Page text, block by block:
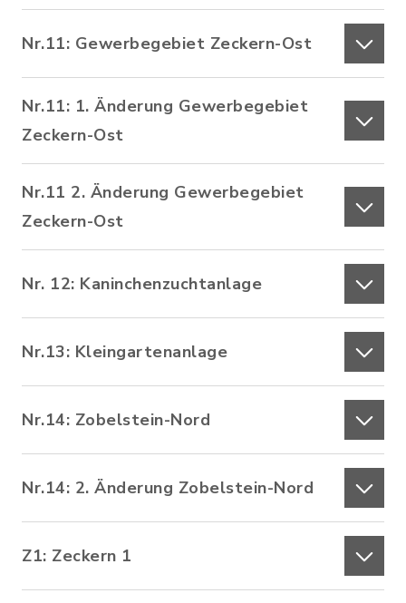
Nr.11: Gewerbegebiet Zeckern-Ost
Nr.11: 1. Änderung Gewerbegebiet
Zeckern-Ost
Nr.11 2. Änderung Gewerbegebiet
Zeckern-Ost
Nr. 12: Kaninchenzuchtanlage
Nr.13: Kleingartenanlage
Nr.14: Zobelstein-Nord
Nr.14: 2. Änderung Zobelstein-Nord
Z1: Zeckern 1